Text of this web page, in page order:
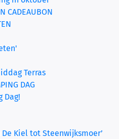
CADEAUBON
Terras
DAG
Dag!
Kiel tot Steenwijksmoer’